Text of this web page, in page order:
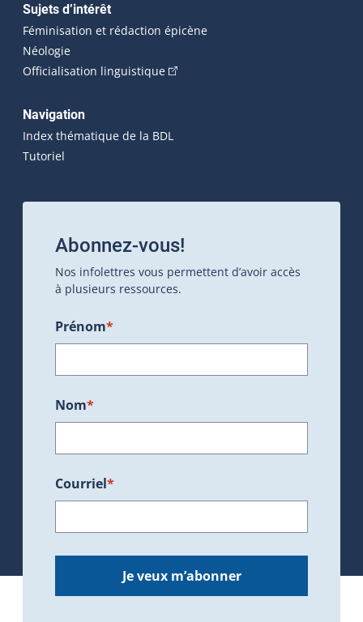
Sujets d’intérêt
Féminisation et rédaction épicène
Néologie
Officialisation linguistique(Cet hyperlien externe s'ouvrira
Navigation
Index thématique de la BDL
Tutoriel
Abonnez-vous!
Nos infolettres vous permettent d’avoir accès
à plusieurs ressources.
Prénom*
Nom*
Courriel*
Je veux m’abonner